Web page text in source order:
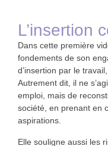
L’insertion
Dans cette première
fondements de son
d’insertion par le travail
Autrement dit, il ne
emploi, mais de
société, en prenant en
aspirations.
Elle souligne aussi les